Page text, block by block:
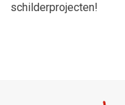
schilderprojecten!